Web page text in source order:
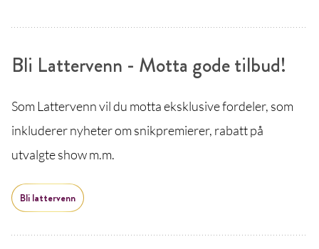
Bli Lattervenn - Motta gode tilbud!
Som Lattervenn vil du motta eksklusive fordeler, som
inkluderer nyheter om snikpremierer, rabatt på
utvalgte show m.m.
Bli lattervenn